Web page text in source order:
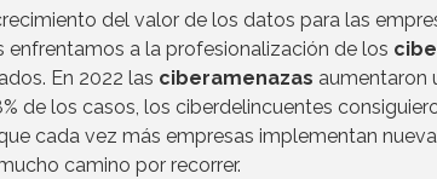
del valor de los datos para las
a la profesionalización de los
En 2022 las ciberamenazas aumentaron
de los casos, los ciberdelincuentes
cada vez más empresas implementan
camino por recorrer.